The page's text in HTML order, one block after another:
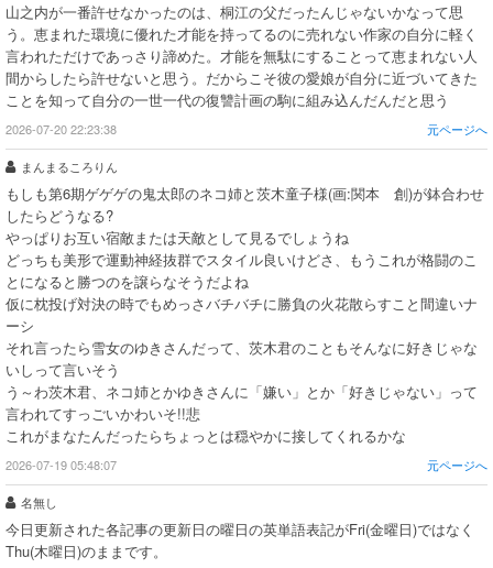
山之内が一番許せなかったのは、桐江の父だったんじゃないかなって思
う。恵まれた環境に優れた才能を持ってるのに売れない作家の自分に軽く
言われただけであっさり諦めた。才能を無駄にすることって恵まれない人
間からしたら許せないと思う。だからこそ彼の愛娘が自分に近づいてきた
ことを知って自分の一世一代の復讐計画の駒に組み込んだんだと思う
2026-07-20 22:23:38 元ページへ
まんまるころりん
もしも第6期ゲゲゲの鬼太郎のネコ姉と茨木童子様(画:関本 創)が鉢合わせ
したらどうなる?
やっぱりお互い宿敵または天敵として見るでしょうね
どっちも美形で運動神経抜群でスタイル良いけどさ、もうこれが格闘のこ
とになると勝つのを譲らなそうだよね
仮に枕投げ対決の時でもめっさバチバチに勝負の火花散らすこと間違いナ
ーシ
それ言ったら雪女のゆきさんだって、茨木君のこともそんなに好きじゃな
いしって言いそう
う～わ茨木君、ネコ姉とかゆきさんに「嫌い」とか「好きじゃない」って
言われてすっごいかわいそ!!悲
これがまなたんだったらちょっとは穏やかに接してくれるかな
2026-07-19 05:48:07 元ページへ
名無し
今日更新された各記事の更新日の曜日の英単語表記がFri(金曜日)ではなく
Thu(木曜日)のままです。